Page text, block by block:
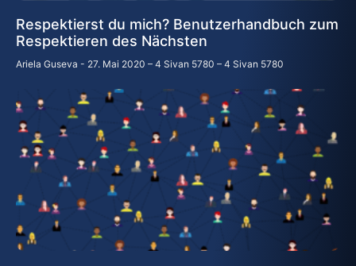
Respektierst du mich? Benutzerhandbuch zum
Respektieren des Nächsten
Ariela Guseva 27. Mai 2020 – 4 Sivan 5780 – 4 Sivan 5780